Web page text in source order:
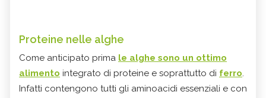
Proteine nelle alghe
Come anticipato prima le alghe sono un ottimo
alimento integrato di proteine e soprattutto di ferro.
Infatti contengono tutti gli aminoacidi essenziali e con